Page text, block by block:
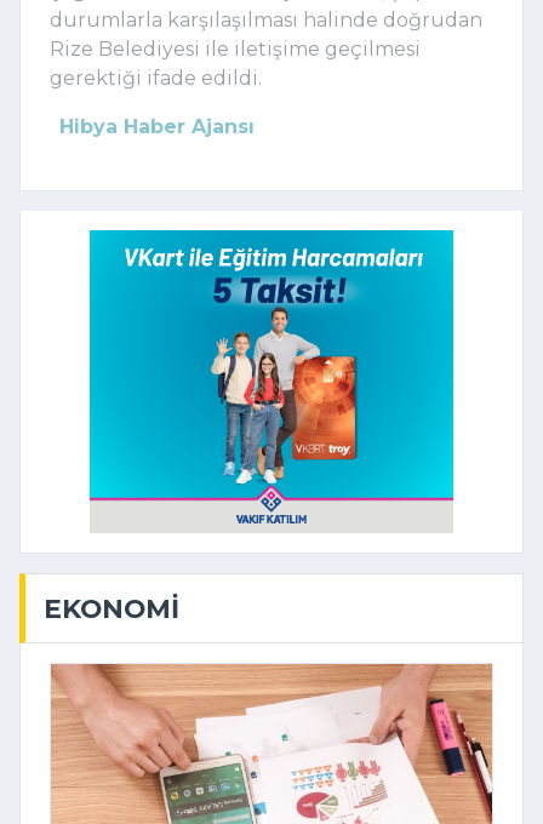
durumlarla karşılaşılması halinde doğrudan
Rize Belediyesi ile iletişime geçilmesi
gerektiği ifade edildi.
Hibya Haber Ajansı
EKONOMI